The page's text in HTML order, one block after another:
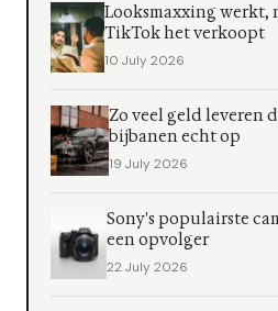
Looksmaxxing werkt,
TikTok het verkoopt
10 July 2026
Zo veel geld leveren
bijbanen echt op
19 July 2026
Sony's populairste
een opvolger
22 July 2026